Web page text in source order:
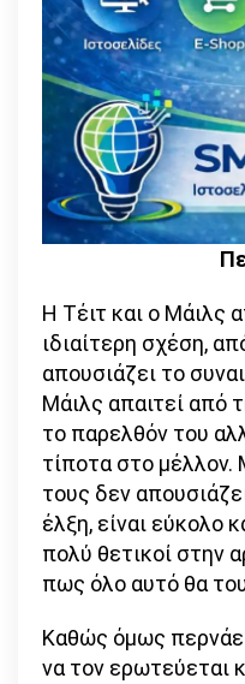
Η Τέιτ και ο Μάιλς
ιδιαίτερη σχέση,
απουσιάζει το
Μάιλς απαιτεί από
το παρελθόν του
τίποτα στο μέλλον.
τους δεν
έλξη, είναι εύκολο
πολύ θετικοί στην
πως όλο αυτό θα
Καθώς όμως
να τον ερωτεύεται